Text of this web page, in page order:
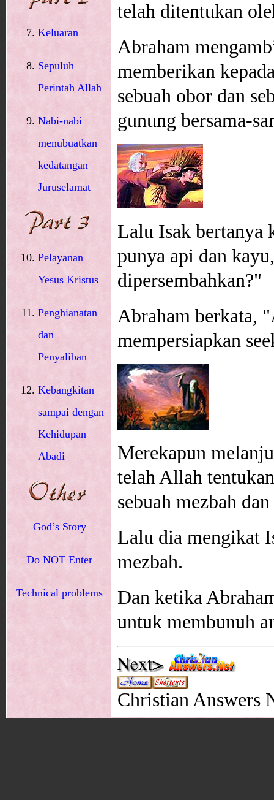
Keluaran
Sepuluh
Perintah Allah
Nabi-nabi
menubuatkan
kedatangan
Juruselamat
Pelayanan
Yesus Kristus
Penghianatan
dan
Penyaliban
Kebangkitan
sampai dengan
Kehidupan
Abadi
God’s Story
Do NOT Enter
Technical problems
telah ditentukan
Abraham
memberikan
sebuah obor dan
gunung bersama-
Lalu Isak bertanya
punya api dan
dipersembahkan?"
Abraham berkata,
mempersiapkan
Merekapun
telah Allah
sebuah mezbah
Lalu dia mengikat
mezbah.
Dan ketika
untuk membunuh
Christian Answers